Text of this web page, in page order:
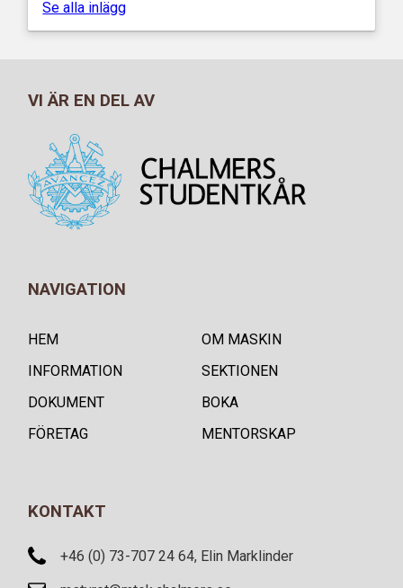
Se alla inlägg
VI ÄR EN DEL AV
NAVIGATION
HEM
OM MASKIN
INFORMATION
SEKTIONEN
DOKUMENT
BOKA
FÖRETAG
MENTORSKAP
KONTAKT
+46 (0) 73-707 24 64, Elin Marklinder